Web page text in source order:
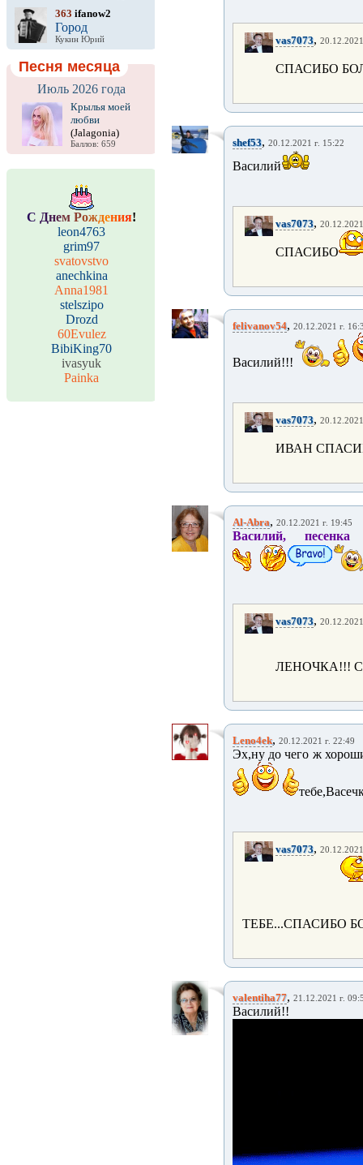
363 ifanow2
Город
Кукин Юрий
Песня месяца
Июль 2026 года
Крылья моей
любви
(Jalagonia)
Баллов: 659
С Днем Рождения!
leon4763
grim97
svatovstvo
anechkina
Anna1981
stelszipo
Drozd
60Evulez
BibiKing70
ivasyuk
Painka
vas7073,
СПАСИБО
shef53, 20.12.2021 г. 15:22
Василий
vas7073,
СПАСИБО
felivanov54, 20.12.2021 г.
Василий!!!
vas7073,
ИВАН
Al-Abra, 20.12.2021 г. 19:45
Василий,
vas7073,
ЛЕНОЧКА!!!
Leno4ek, 20.12.2021 г. 22:49
Эх,ну до чего ж
vas7073,
ТЕБЕ...СПАСИБО
valentiha77, 21.12.2021 г.
Василий!!